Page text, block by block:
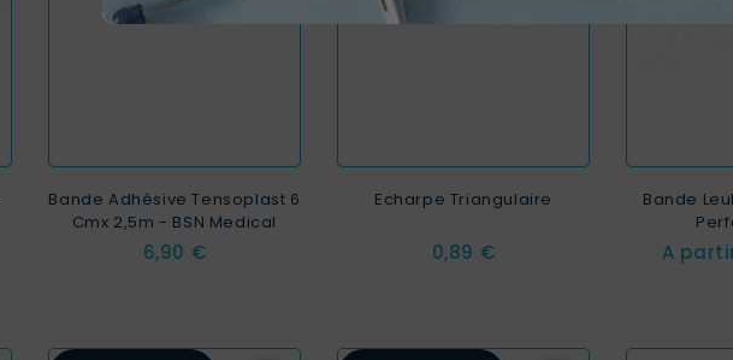
Bande Adhésive Tensoplast 6
Cmx 2,5m - BSN Medical
Prix
6,90 €
Echarpe Triangulaire
Prix
0,89 €
Bande
A